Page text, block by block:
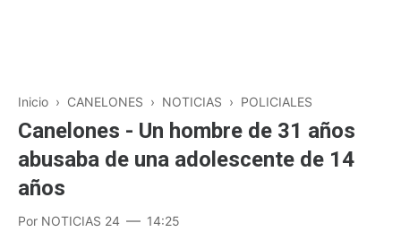
Inicio › CANELONES › NOTICIAS › POLICIALES
Canelones - Un hombre de 31 años
abusaba de una adolescente de 14
años
Por NOTICIAS 24 14:25